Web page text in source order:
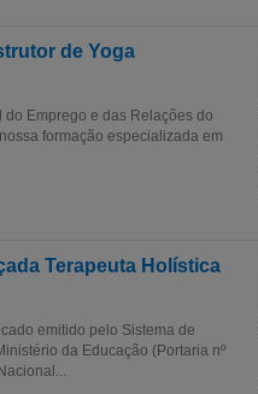
de Yoga
Emprego e das Relações do
formação especializada em
Terapeuta Holística
emitido pelo Sistema de
da Educação (Portaria nº